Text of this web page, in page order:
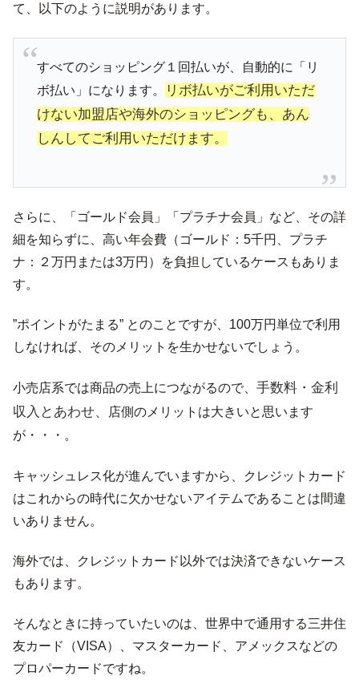
て、以下のように説明があります。
すべてのショッピング１回払いが、自動的に「リ
ボ払い」になります。
リボ払いがご利用いただ
けない加盟店や海外のショッピングも、あん
しんしてご利用いただけます。
さらに、「ゴールド会員」「プラチナ会員」など、その詳
細を知らずに、高い年会費（ゴールド：5千円、プラチ
ナ：２万円または3万円）を負担しているケースもありま
す。
”ポイントがたまる” とのことですが、100万円単位で利用
しなければ、そのメリットを生かせないでしょう。
小売店系では商品の売上につながるので、 手数料・金利
収入とあわせ、
店側のメリットは大きいと思います
が・・・。
キャッシュレス化が進んでいますから、クレジットカード
はこれからの時代に欠かせないアイテムであることは間違
いありません。
海外では、クレジットカード以外では決済できないケース
もあります。
そんなときに持っていたいのは、世界中で通用する三井住
友カード（VISA）、マスターカード、アメックスなどの
プロパーカードですね。